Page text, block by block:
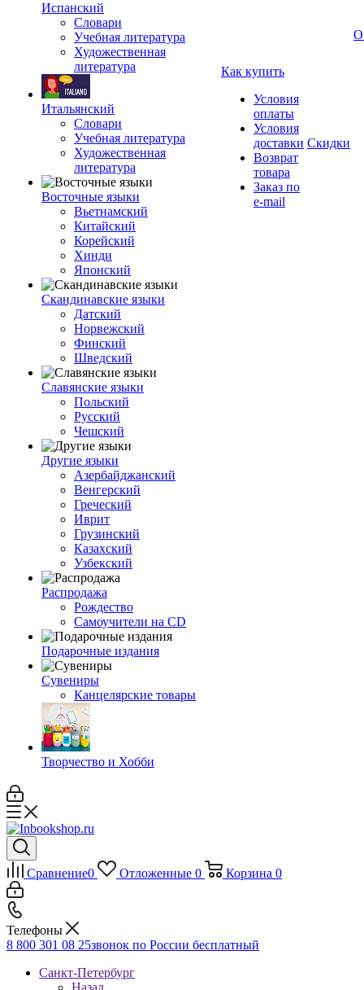
Испанский
Словари
Учебная литература
Художественная
литература
Итальянский
Словари
Учебная литература
Художественная
литература
Восточные языки
Вьетнамский
Китайский
Корейский
Хинди
Японский
Скандинавские языки
Датский
Норвежский
Финский
Шведский
Славянские языки
Польский
Русский
Чешский
Другие языки
Азербайджанский
Венгерский
Греческий
Иврит
Грузинский
Казахский
Узбекский
Распродажа
Рождество
Самоучители на CD
Подарочные издания
Сувениры
Канцелярские товары
Творчество и Хобби
Как купить
Условия
оплаты
Условия
доставки
Возврат
товара
Заказ по
e-mail
Скидки
О
Сравнение0 Отложенные 0 Корзина 0
Телефоны
8 800 301 08 25звонок по России бесплатный
Санкт-Петербург
Назад